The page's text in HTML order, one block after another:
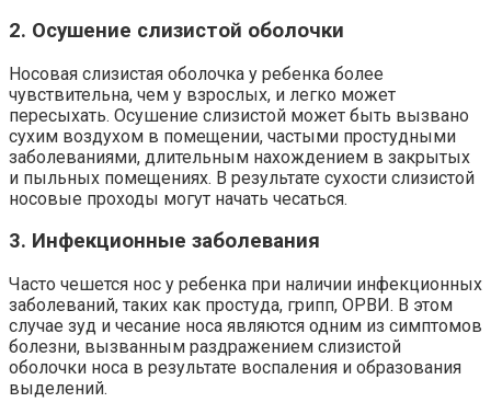
2. Осушение слизистой оболочки
Носовая слизистая оболочка у ребенка более
чувствительна, чем у взрослых, и легко может
пересыхать. Осушение слизистой может быть вызвано
сухим воздухом в помещении, частыми простудными
заболеваниями, длительным нахождением в закрытых
и пыльных помещениях. В результате сухости слизистой
носовые проходы могут начать чесаться.
3. Инфекционные заболевания
Часто чешется нос у ребенка при наличии инфекционных
заболеваний, таких как простуда, грипп, ОРВИ. В этом
случае зуд и чесание носа являются одним из симптомов
болезни, вызванным раздражением слизистой
оболочки носа в результате воспаления и образования
выделений.